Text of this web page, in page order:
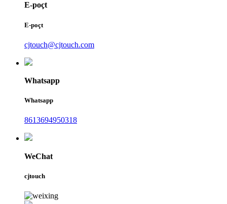
E-poçt
E-poçt
cjtouch@cjtouch.com
Whatsapp
Whatsapp
8613694950318
WeChat
cjtouch